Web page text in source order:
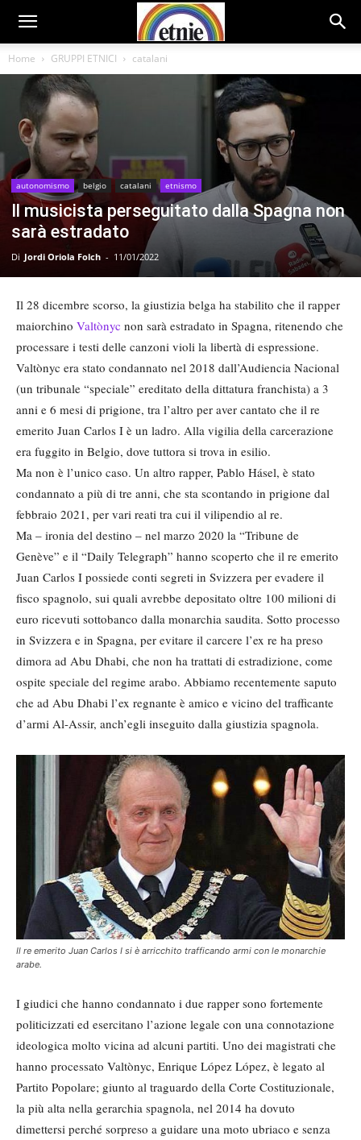
Home GRUPPI ETNICI catalani
autonomismo belgio catalani etnismo
Il musicista perseguitato dalla Spagna non
sarà estradato
Di Jordi Oriola Folch - 11/01/2022
Il 28 dicembre scorso, la giustizia belga ha stabilito che il rapper
maiorchino Valtònyc non sarà estradato in Spagna, ritenendo che
processare i testi delle canzoni violi la libertà di espressione.
Valtònyc era stato condannato nel 2018 dall’Audiencia Nacional
(un tribunale “speciale” ereditato della dittatura franchista) a 3
anni e 6 mesi di prigione, tra l’altro per aver cantato che il re
emerito Juan Carlos I è un ladro. Alla vigilia della carcerazione
era fuggito in Belgio, dove tuttora si trova in esilio.
Ma non è l’unico caso. Un altro rapper, Pablo Hásel, è stato
condannato a più di tre anni, che sta scontando in prigione dal
febbraio 2021, per vari reati tra cui il vilipendio al re.
Ma – ironia del destino – nel marzo 2020 la “Tribune de
Genève” e il “Daily Telegraph” hanno scoperto che il re emerito
Juan Carlos I possiede conti segreti in Svizzera per evadere il
fisco spagnolo, sui quali avrebbe depositato oltre 100 milioni di
euro ricevuti sottobanco dalla monarchia saudita. Sotto processo
in Svizzera e in Spagna, per evitare il carcere l’ex re ha preso
dimora ad Abu Dhabi, che non ha trattati di estradizione, come
ospite speciale del regime arabo. Abbiamo recentemente saputo
che ad Abu Dhabi l’ex regnante è amico e vicino del trafficante
d’armi Al-Assir, anch’egli inseguito dalla giustizia spagnola.
Il re emerito Juan Carlos I si è arricchito trafficando armi con le monarchie
arabe.
I giudici che hanno condannato i due rapper sono fortemente
politicizzati ed esercitano l’azione legale con una connotazione
ideologica molto vicina ad alcuni partiti. Uno dei magistrati che
hanno processato Valtònyc, Enrique López López, è legato al
Partito Popolare; giunto al traguardo della Corte Costituzionale,
la più alta nella gerarchia spagnola, nel 2014 ha dovuto
dimettersi perché sorpreso a guidare una moto ubriaco e senza